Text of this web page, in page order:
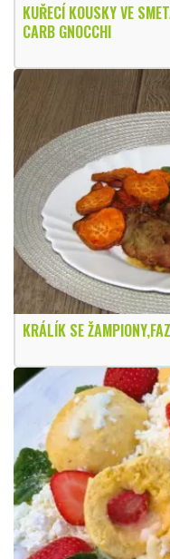
KUŘECÍ KOUSKY VE
CARB GNOCCHI
KRÁLÍK SE